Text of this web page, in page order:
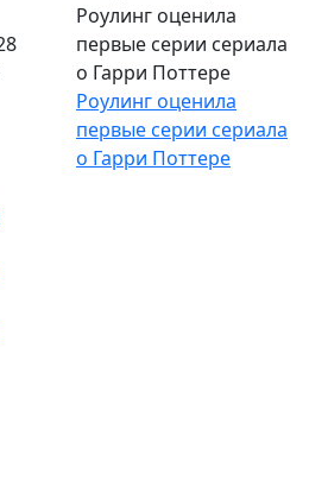
Роулинг оценила
первые серии сериала
о Гарри Поттере
Роулинг оценила
первые серии сериала
о Гарри Поттере